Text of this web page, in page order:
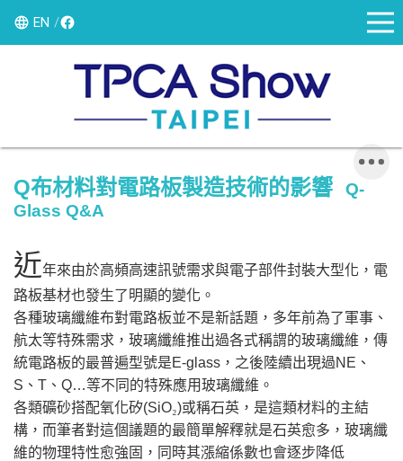
EN
Q布材料對電路板製造技術的影響
Q-
Glass Q&A
近年來由於高頻高速訊號需求與電子部件封裝大型化，電
路板基材也發生了明顯的變化。
各種玻璃纖維布對電路板並不是新話題，多年前為了軍事、
航太等特殊需求，玻璃纖維推出過各式稱謂的玻璃纖維，傳
統電路板的最普遍型號是E-glass，之後陸續出現過NE、
S、T、Q…等不同的特殊應用玻璃纖維。
各類礦砂搭配氧化矽(SiO₂)或稱石英，是這類材料的主結
構，而筆者對這個議題的最簡單解釋就是石英愈多，玻璃纖
維的物理特性愈強固，同時其漲縮係數也會逐步降低